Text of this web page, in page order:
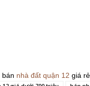
bán nhà đất quận 12 giá